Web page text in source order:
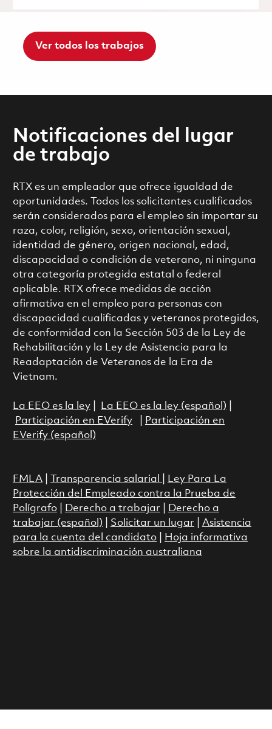
Ver todos los trabajos
Notificaciones del lugar
de trabajo
RTX es un empleador que ofrece igualdad de
oportunidades. Todos los solicitantes cualificados
serán considerados para el empleo sin importar su
raza, color, religión, sexo, orientación sexual,
identidad de género, origen nacional, edad,
discapacidad o condición de veterano, ni ninguna
otra categoría protegida estatal o federal
aplicable. RTX ofrece medidas de acción
afirmativa en el empleo para personas con
discapacidad cualificadas y veteranos protegidos,
de conformidad con la Sección 503 de la Ley de
Rehabilitación y la Ley de Asistencia para la
Readaptación de Veteranos de la Era de
Vietnam.
La EEO es la ley| La EEO es la ley (español)
Participación en EVerify|
Participación en
EVerify (español)
FMLA| Transparencia salarial
Ley Para La
Protección del Empleado contra la Prueba de
Polígrafo| Derecho a trabajar
Derecho a
trabajar (español)
Solicitar un lugar
Asistencia
para la cuenta del candidato|
Hoja informativa
sobre la antidiscriminación australiana